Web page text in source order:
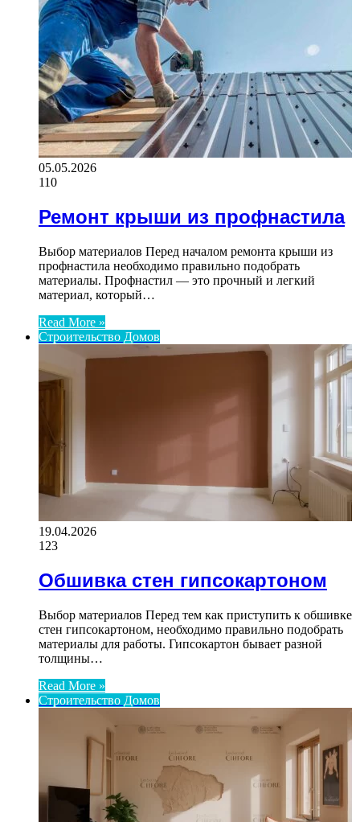
05.05.2026
110
Ремонт крыши из профнастила
Выбор материалов Перед началом ремонта крыши из
профнастила необходимо правильно подобрать
материалы. Профнастил — это прочный и легкий
материал, который…
Read More »
Строительство Домов
19.04.2026
123
Обшивка стен гипсокартоном
Выбор материалов Перед тем как приступить к обшивке
стен гипсокартоном, необходимо правильно подобрать
материалы для работы. Гипсокартон бывает разной
толщины…
Read More »
Строительство Домов